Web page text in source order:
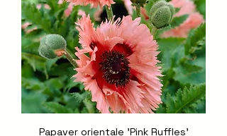
Papaver orientale 'Pink Ruffles'